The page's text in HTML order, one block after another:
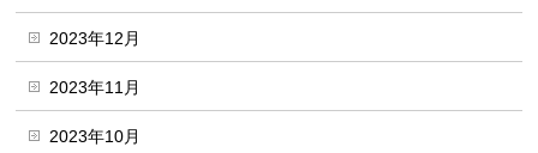
2023年12月
2023年11月
2023年10月